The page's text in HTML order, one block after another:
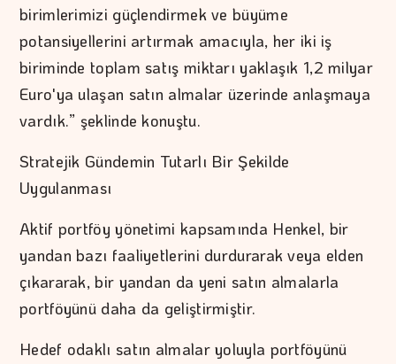
birimlerimizi güçlendirmek ve büyüme
potansiyellerini artırmak amacıyla, her iki iş
biriminde toplam satış miktarı yaklaşık 1,2 milyar
Euro'ya ulaşan satın almalar üzerinde anlaşmaya
vardık.” şeklinde konuştu.
Stratejik Gündemin Tutarlı Bir Şekilde
Uygulanması
Aktif portföy yönetimi kapsamında Henkel, bir
yandan bazı faaliyetlerini durdurarak veya elden
çıkararak, bir yandan da yeni satın almalarla
portföyünü daha da geliştirmiştir.
Hedef odaklı satın almalar yoluyla portföyünü